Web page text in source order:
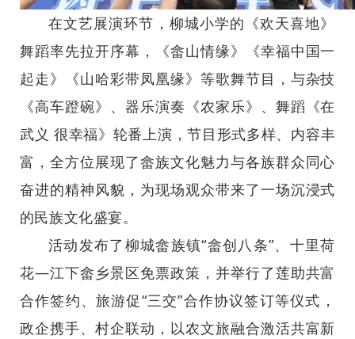
在文艺展演环节，柳城小学的《欢天喜地》
舞蹈率先拉开序幕，《畲山情缘》《幸福中国一
起走》《山哈彩带凤凰缘》等歌舞节目，与杂技
《高车蹬碗》、器乐演奏《农家乐》、舞蹈《在
武义 很幸福》轮番上演，节目形式多样、内容丰
富，全方位展现了畲族文化魅力与各族群众同心
奋进的精神风貌，为现场观众带来了一场沉浸式
的民族文化盛宴。
活动发布了柳城畲族镇“畲创八条”、十里荷
花—江下畲乡景区免票政策，并举行了莲助共富
合作签约、旅游促“三交”合作协议签订等仪式，
政企携手、村企联动，以农文旅融合激活共富新